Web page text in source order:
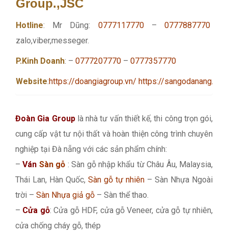
Group.,JSC
Hotline: Mr Dũng: 0777117770–0777887770
zalo,viber,messeger.
P.Kinh Doanh: – 0777207770 – 0777357770
Website:https://doangiagroup.vn/ https://
Đoàn Gia Grouplà nhà tư vấn thiết kế, thi công trọn gói,
cung cấp vật tư nội thất và hoàn thiện công trình chuyên
nghiệp tại Đà nẵng với các sản phẩm chính:
–Ván Sàn gỗ : Sàn gỗ nhập khẩu từ Châu Âu, Malaysia,
Thái Lan, Hàn Quốc, Sàn gỗ tự nhiên – Sàn Nhựa Ngoài
trời – Sàn Nhựa giả gỗ – Sàn thể thao.
– Cửa gỗ: Cửa gỗ HDF, cửa gỗ Veneer, cửa gỗ tự nhiên,
cửa chống cháy gỗ, thép